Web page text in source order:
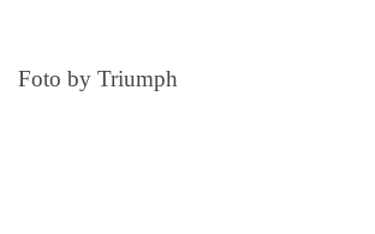
Foto by Triumph